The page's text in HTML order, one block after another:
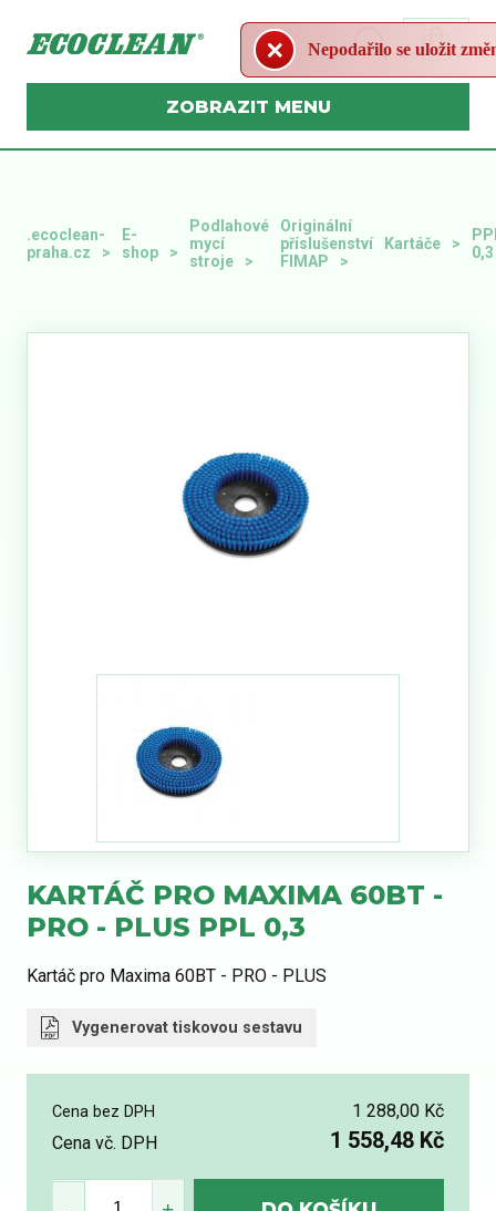
MENU
.ecoclean-
praha.cz
E-
shop
Podlahové
mycí
stroje
Originální
příslušenství
FIMAP
Kartáče
0,3
KARTÁČ PRO MAXIMA 60BT -
PRO - PLUS PPL 0,3
Kartáč pro Maxima 60BT - PRO - PLUS
Vygenerovat tiskovou sestavu
Cena bez DPH
1 288,00 Kč
Cena vč. DPH
1 558,48 Kč
Nepodařilo se uložit